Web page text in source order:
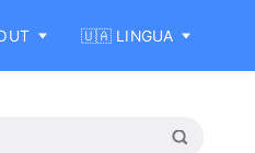
🇺🇦 LINGUA